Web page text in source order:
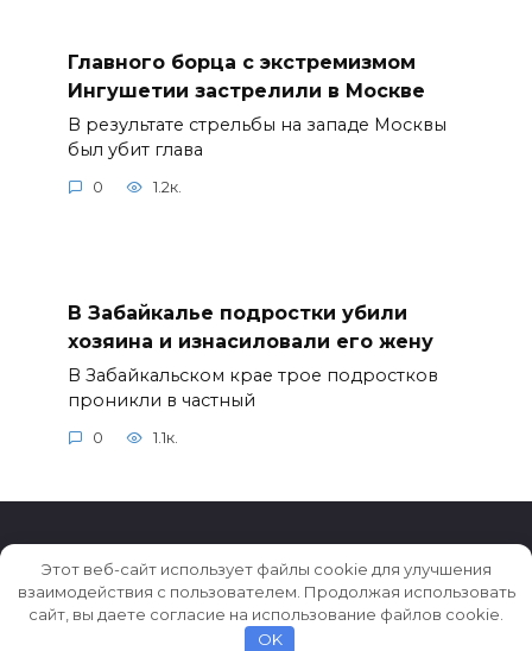
Главного борца с экстремизмом
Ингушетии застрелили в Москве
В результате стрельбы на западе Москвы
был убит глава
0 1.2к.
В Забайкалье подростки убили
хозяина и изнасиловали его жену
В Забайкальском крае трое подростков
проникли в частный
0 1.1к.
© 2026 Истории ★ Новости ★ Факты ★ Очерки
Этот веб-сайт использует файлы cookie для улучшения
взаимодействия с пользователем. Продолжая использовать
сайт, вы даете согласие на использование файлов cookie.
OK